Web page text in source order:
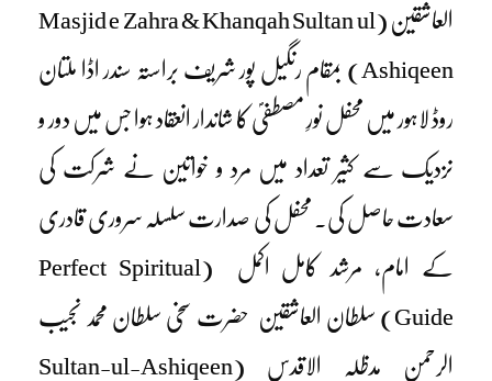
العاشقین (Masjid e Zahra & Khanqah Sultan ul
Ashiqeen) بمقام رنگیل پور شریف براستہ سندر اڈا ملتان
روڈ لاہور میں محفل نورِ مصطفیؐ کا شاندار انعقاد ہوا جس میں دور و
نزدیک سے کثیر تعداد میں مرد و خواتین نے شرکت کی
سعادت حاصل کی۔ محفل کی صدارت سلسلہ سروری قادری
کے امام، مرشد کامل اکمل (Perfect Spiritual
Guide) سلطان العاشقین حضرت سخی سلطان محمد نجیب
الرحمن مدظلہ الاقدس (Sultan-ul-Ashiqeen